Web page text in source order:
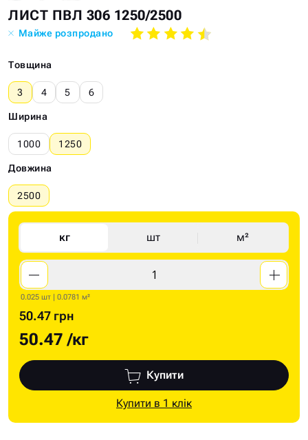
Skip
to
the
of
the
images
gallery
Skip
to
the
of
the
images
gallery
ЛИСТ ПВЛ 306 1250/2500
Майже розпродано
Товщина
3 4 5 6
Ширина
1000 1250
Довжина
2500
кг шт м²
0.025 шт | 0.0781 м²
50.47 грн
50.47 /кг
Купити
Купити в 1 клік